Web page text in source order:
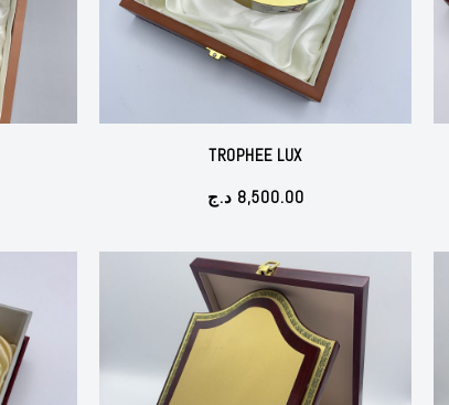
TROPHEE LUX
8,500.00 د.ج